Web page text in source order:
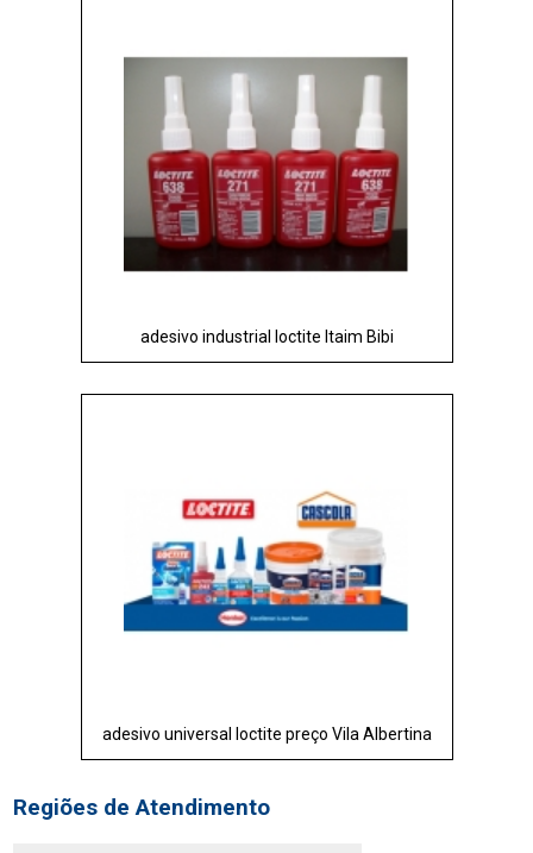
adesivo industrial loctite Itaim Bibi
adesivo universal loctite preço Vila Albertina
Regiões de Atendimento